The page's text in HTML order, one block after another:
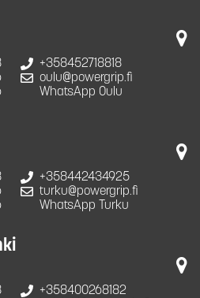
+358452718818
oulu@powergrip.fi
WhatsApp Oulu
+358442434925
turku@powergrip.fi
WhatsApp Turku
+358400268182